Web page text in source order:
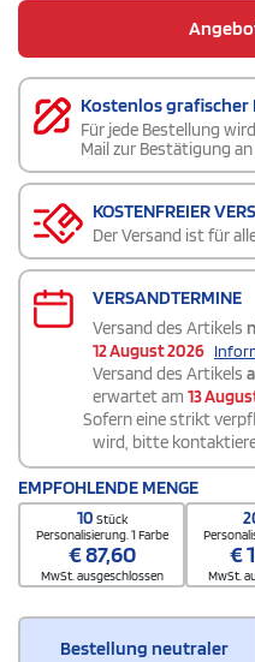
Kostenlos
Für jede Bestellung
Mail zur Bestätigung
KOSTENFREIER
Der Versand ist für
VERSANDTERMINE
Versand des Artikels
12 August 2026
Versand des Artikels
erwartet am 13
Sofern eine strikt
wird, bitte
EMPFOHLENDE MENGE
10 Stück
Personalisierung. 1 Farbe
€87,60
MwSt. ausgeschlossen
€
MwSt.
Bestellung neutraler